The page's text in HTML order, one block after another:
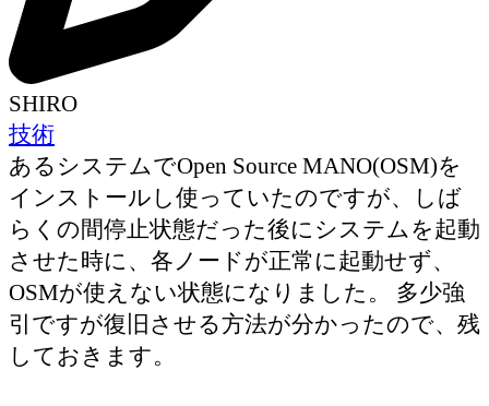
SHIRO
技術
あるシステムでOpen Source MANO(OSM)を
インストールし使っていたのですが、しば
らくの間停止状態だった後にシステムを起動
させた時に、各ノードが正常に起動せず、
OSMが使えない状態になりました。 多少強
引ですが復旧させる方法が分かったので、残
しておきます。